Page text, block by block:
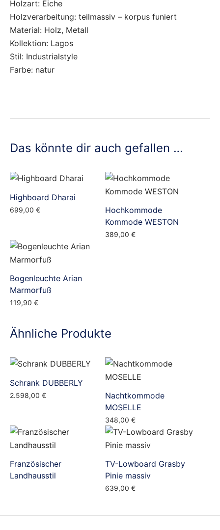
Holzart: Eiche
Holzverarbeitung: teilmassiv – korpus funiert
Material: Holz, Metall
Kollektion: Lagos
Stil: Industrialstyle
Farbe: natur
Das könnte dir auch gefallen …
Highboard Dharai
699,00 €
Hochkommode
Kommode WESTON
389,00 €
Bogenleuchte Arian
Marmorfuß
119,90 €
Ähnliche Produkte
Schrank DUBBERLY
2.598,00 €
Nachtkommode
MOSELLE
348,00 €
Französischer
Landhausstil
TV-Lowboard Grasby
Pinie massiv
639,00 €